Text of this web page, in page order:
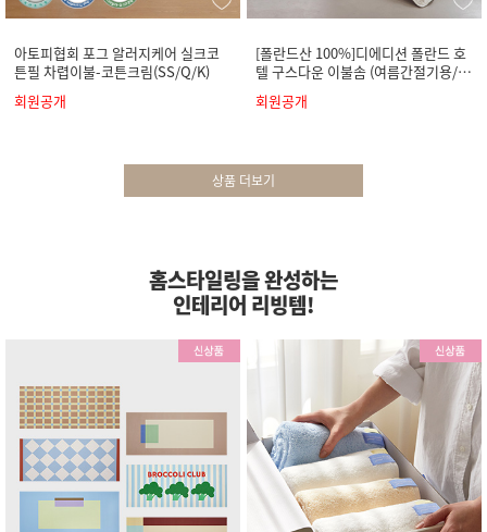
아토피협회 포그 알러지케어 실크코
튼필 차렵이불-코튼크림(SS/Q/K)
회원공개
[폴란드산 100%]디에디션 폴란드 호
텔 구스다운 이불솜 (여름간절기용/사
계절용)
회원공개
상품 더보기
홈스타일링을 완성하는
인테리어 리빙템!